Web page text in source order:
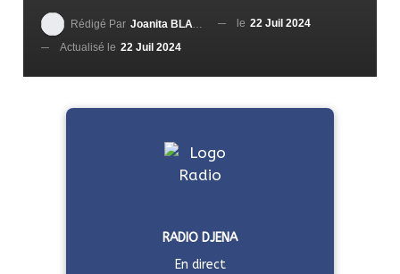
Rédigé Par Joanita BLAVO-TSRI le 22 Juil 2024
Actualisé le 22 Juil 2024
RADIO DJENA
En direct